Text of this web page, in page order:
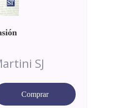
SJ
Comprar